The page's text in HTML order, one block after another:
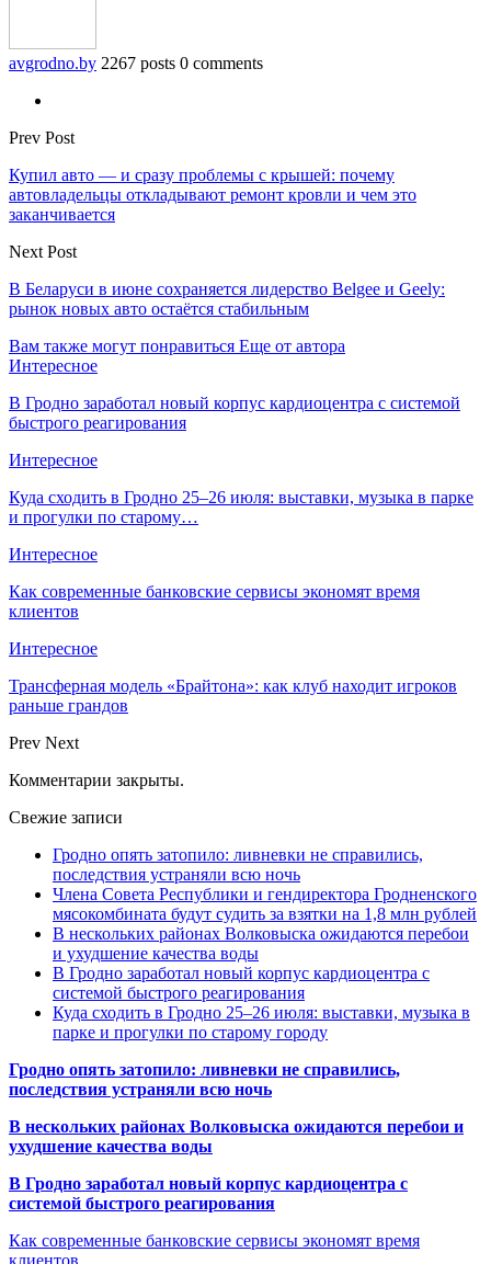
avgrodno.by 2267 posts 0 comments
Prev Post
Купил авто — и сразу проблемы с крышей: почему
автовладельцы откладывают ремонт кровли и чем это
заканчивается
Next Post
В Беларуси в июне сохраняется лидерство Belgee и Geely:
рынок новых авто остаётся стабильным
Вам также могут понравиться Еще от автора
Интересное
В Гродно заработал новый корпус кардиоцентра с системой
быстрого реагирования
Интересное
Куда сходить в Гродно 25–26 июля: выставки, музыка в парке
и прогулки по старому…
Интересное
Как современные банковские сервисы экономят время
клиентов
Интересное
Трансферная модель «Брайтона»: как клуб находит игроков
раньше грандов
Prev Next
Комментарии закрыты.
Свежие записи
Гродно опять затопило: ливневки не справились,
последствия устраняли всю ночь
Члена Совета Республики и гендиректора Гродненского
мясокомбината будут судить за взятки на 1,8 млн рублей
В нескольких районах Волковыска ожидаются перебои
и ухудшение качества воды
В Гродно заработал новый корпус кардиоцентра с
системой быстрого реагирования
Куда сходить в Гродно 25–26 июля: выставки, музыка в
парке и прогулки по старому городу
Гродно опять затопило: ливневки не справились,
последствия устраняли всю ночь
В нескольких районах Волковыска ожидаются перебои и
ухудшение качества воды
В Гродно заработал новый корпус кардиоцентра с
системой быстрого реагирования
Как современные банковские сервисы экономят время
клиентов